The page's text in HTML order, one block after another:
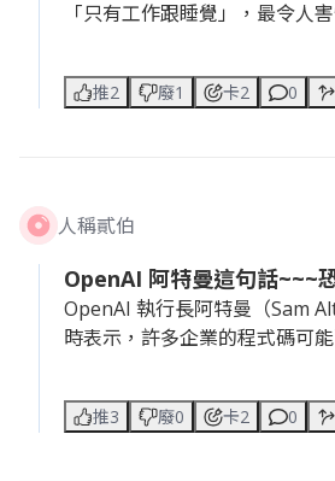
「只有工作跟睡覺」，最令人
6:10 AM：起床通勤，通常了避
常都會提前到。
理。
9:00 AM：生產製造會議，部門
師需提出數據跟解方。
10:00 AM：更高層級的生產製
12:00 PM－13:30 PM：中午休
推2 廢1 卡2 0
人稱貳伯
OpenAI 阿特曼這句話~~~
OpenAI 執行長阿特曼（Sam
時表示，許多企業的程式碼可
這意味著工程師要失業了
推3 廢0 卡2 0